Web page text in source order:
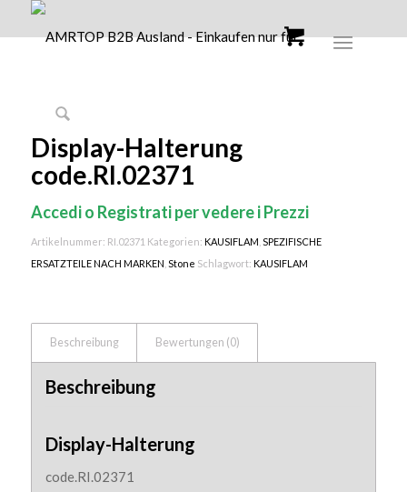
Display-Halterung
code.RI.02371
Accedi o Registrati per vedere i Prezzi
Artikelnummer: RI.02371 Kategorien: KAUSIFLAM SPEZIFISCHE
ERSATZTEILE NACH MARKEN Stone Schlagwort: KAUSIFLAM
Beschreibung Bewertungen (0)
Beschreibung
Display-Halterung
code.RI.02371